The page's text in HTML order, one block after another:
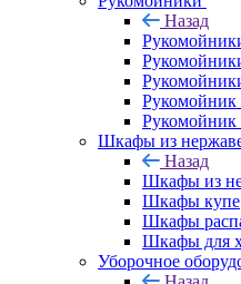
Назад
Рукомойник
Рукомойник
Шкафы из
Назад
Шкафы из
Шкафы купе
Шкафы
Шкафы для
Уборочное